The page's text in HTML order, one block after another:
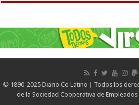
© 1890-2025 Diario Co Latino | Todos los
de la Sociedad Cooperativa de Empleados